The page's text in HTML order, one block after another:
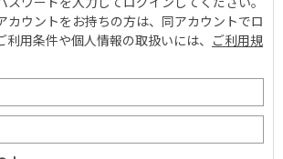
ウントをお持ちの方は、同アカウントでロ
利用条件や個人情報の取扱いには、 ご利用規